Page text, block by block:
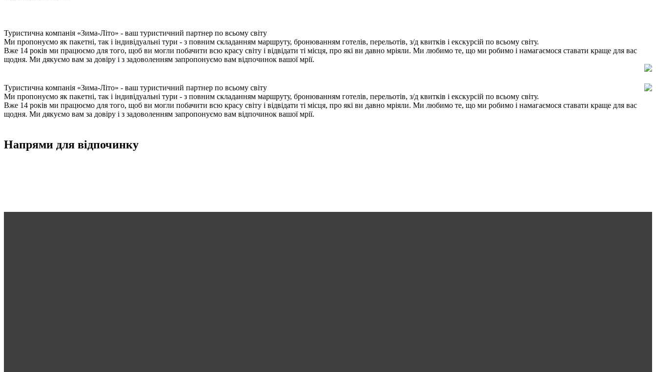
Туристична компанія «Зима-Літо» - ваш туристичний партнер по всьому світу
Ми пропонуємо як пакетні, так і індивідуальні тури - з повним складанням маршруту, бронюванням готелів, перельотів, з/д квитків і екскурсій по всьому світу.
Вже 14 років ми працюємо для того, щоб ви могли побачити всю красу світу і відвідати ті місця, про які ви давно мріяли. Ми любимо те, що ми робимо і намагаємося ставати краще для вас
щодня. Ми дякуємо вам за довіру і з задоволенням запропонуємо вам відпочинок вашої мрії.
Туристична компанія «Зима-Літо» - ваш туристичний партнер по всьому світу
Ми пропонуємо як пакетні, так і індивідуальні тури - з повним складанням маршруту, бронюванням готелів, перельотів, з/д квитків і екскурсій по всьому світу.
Вже 14 років ми працюємо для того, щоб ви могли побачити всю красу світу і відвідати ті місця, про які ви давно мріяли. Ми любимо те, що ми робимо і намагаємося ставати краще для вас
щодня. Ми дякуємо вам за довіру і з задоволенням запропонуємо вам відпочинок вашої мрії.
Напрями для відпочинку